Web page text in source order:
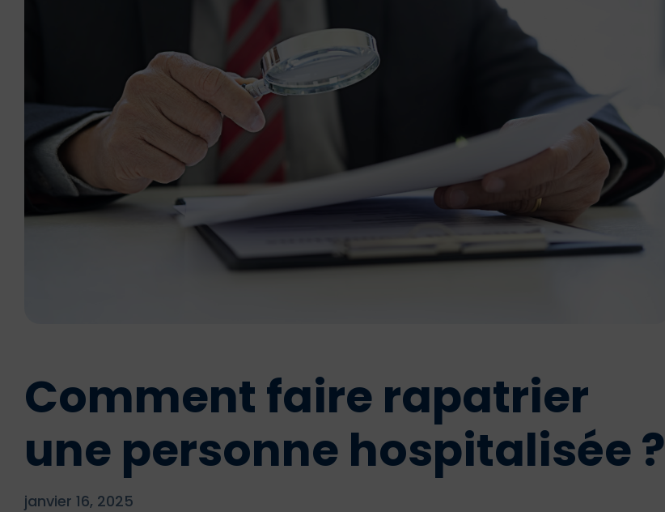
Comment faire rapatrier
une personne hospitalisée ?
janvier 16, 2025